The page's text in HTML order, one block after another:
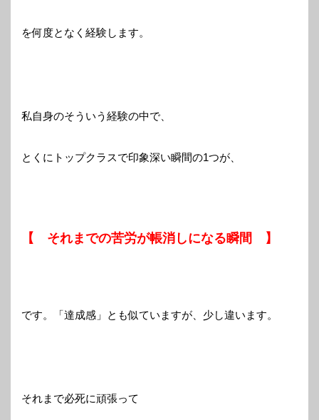
を何度となく経験します。
私自身のそういう経験の中で、
とくにトップクラスで印象深い瞬間の1つが、
【 それまでの苦労が帳消しになる瞬間 】
です。「達成感」とも似ていますが、少し違います。
それまで必死に頑張って